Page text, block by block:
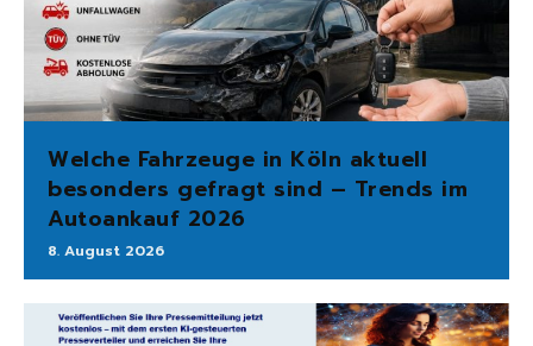
Welche Fahrzeuge in Köln aktuell
besonders gefragt sind – Trends im
Autoankauf 2026
8. August 2026